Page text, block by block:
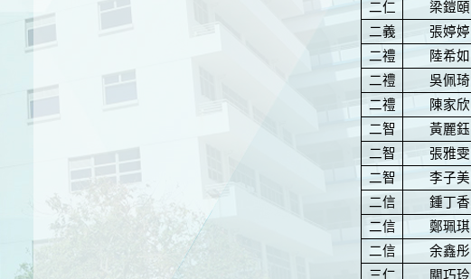
二仁
梁鎧頤
二義
張婷婷
二禮
陸希如
二禮
吳佩琦
二禮
陳家欣
二智
黃麗鈺
二智
張雅雯
二智
李子美
二信
鍾丁香
二信
鄭珮琪
二信
余鑫彤
三仁
關巧玲